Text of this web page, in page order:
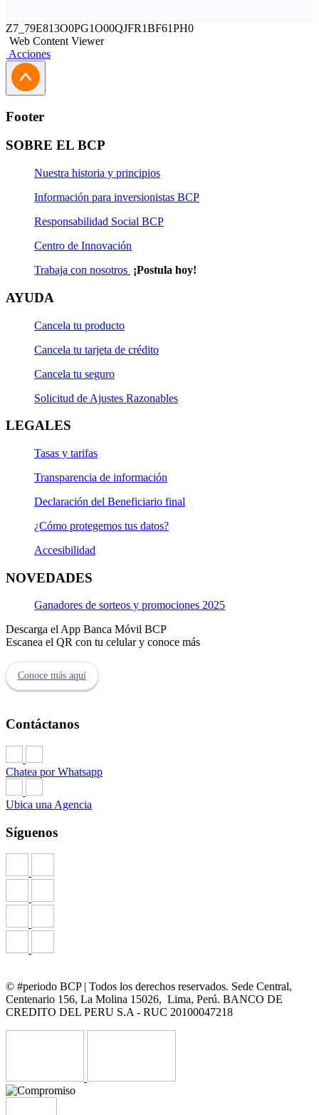
Z7_79E813O0PG1O00QJFR1BF61PH0
Web Content Viewer
Acciones
Footer
SOBRE EL BCP
Nuestra historia y principios
Información para inversionistas BCP
Responsabilidad Social BCP
Centro de Innovación
Trabaja con nosotros ¡Postula hoy!
AYUDA
Cancela tu producto
Cancela tu tarjeta de crédito
Cancela tu seguro
Solicitud de Ajustes Razonables
LEGALES
Tasas y tarifas
Transparencia de información
Declaración del Beneficiario final
¿Cómo protegemos tus datos?
Accesibilidad
NOVEDADES
Ganadores de sorteos y promociones 2025
Descarga el App Banca Móvil BCP
Escanea el QR con tu celular y conoce más
Conoce más aquí
Contáctanos
Chatea por Whatsapp
Ubica una Agencia
Síguenos
© #periodo BCP | Todos los derechos reservados. Sede Central,
Centenario 156, La Molina 15026, Lima, Perú. BANCO DE
CREDITO DEL PERU S.A - RUC 20100047218